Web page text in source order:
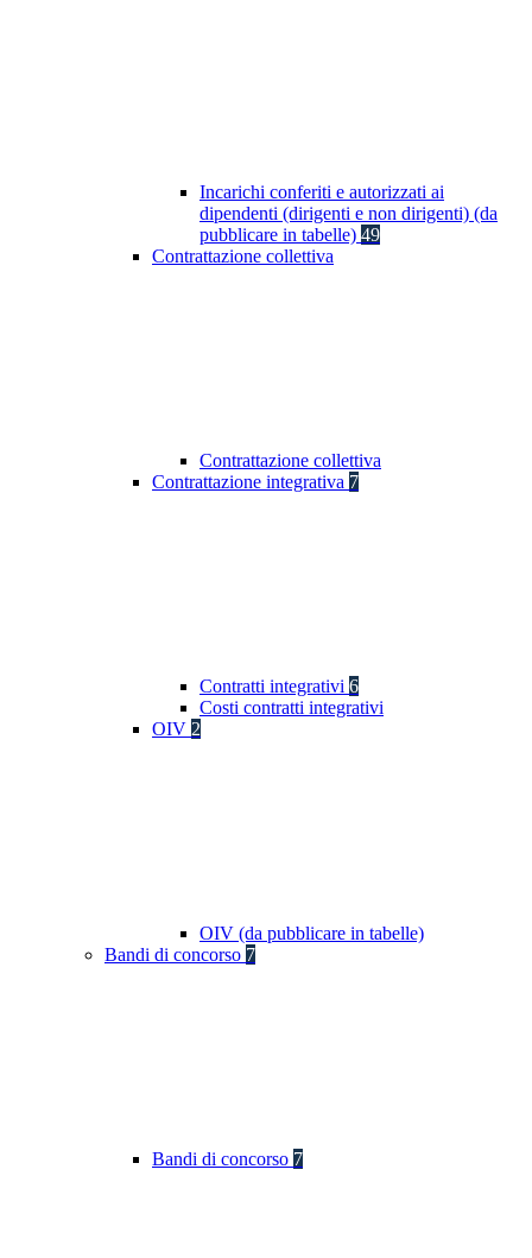
Incarichi conferiti e autorizzati ai
dipendenti (dirigenti e non dirigenti) (da
pubblicare in tabelle) 49
Contrattazione collettiva
Contrattazione collettiva
Contrattazione integrativa 7
Contratti integrativi 6
Costi contratti integrativi
OIV 2
OIV (da pubblicare in tabelle)
Bandi di concorso 7
Bandi di concorso 7